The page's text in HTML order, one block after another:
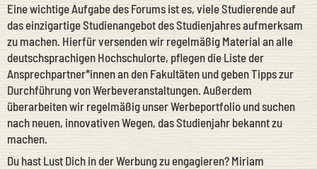
Eine wichtige Aufgabe des Forums ist es, viele Studierende auf
das einzigartige Studienangebot des Studienjahres aufmerksam
zu machen. Hierfür versenden wir regelmäßig Material an alle
deutschsprachigen Hochschulorte, pflegen die Liste der
Ansprechpartner*innen an den Fakultäten und geben Tipps zur
Durchführung von Werbeveranstaltungen. Außerdem
überarbeiten wir regelmäßig unser Werbeportfolio und suchen
nach neuen, innovativen Wegen, das Studienjahr bekannt zu
machen.
Du hast Lust Dich in der Werbung zu engagieren? Miriam